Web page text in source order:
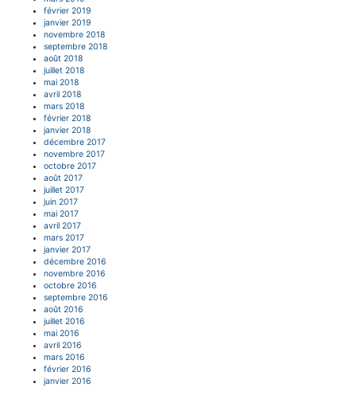
février 2019
janvier 2019
novembre 2018
septembre 2018
août 2018
juillet 2018
mai 2018
avril 2018
mars 2018
février 2018
janvier 2018
décembre 2017
novembre 2017
octobre 2017
août 2017
juillet 2017
juin 2017
mai 2017
avril 2017
mars 2017
janvier 2017
décembre 2016
novembre 2016
octobre 2016
septembre 2016
août 2016
juillet 2016
mai 2016
avril 2016
mars 2016
février 2016
janvier 2016